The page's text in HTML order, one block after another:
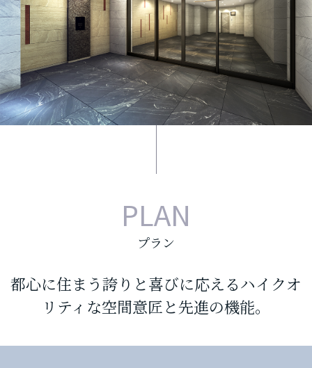
PLAN
プラン
都心に住まう誇りと喜びに応えるハイクオ
リティな空間意匠と先進の機能。